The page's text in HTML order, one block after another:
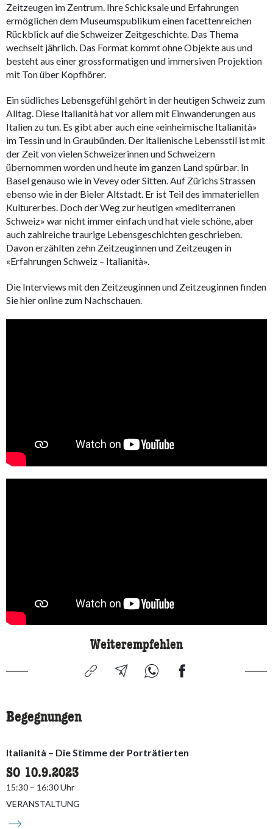
Zeitzeugen im Zentrum. Ihre Schicksale und Erfahrungen
ermöglichen dem Museumspublikum einen facettenreichen
Rückblick auf die Schweizer Zeitgeschichte. Das Thema
wechselt jährlich. Das Format kommt ohne Objekte aus und
besteht aus einer grossformatigen und immersiven Projektion
mit Ton über Kopfhörer.
Ein südliches Lebensgefühl gehört in der heutigen Schweiz zum
Alltag. Diese Italianità hat vor allem mit Einwanderungen aus
Italien zu tun. Es gibt aber auch eine «einheimische Italianità»
im Tessin und in Graubünden. Der italienische Lebensstil ist mit
der Zeit von vielen Schweizerinnen und Schweizern
übernommen worden und heute im ganzen Land spürbar. In
Basel genauso wie in Vevey oder Sitten. Auf Zürichs Strassen
ebenso wie in der Bieler Altstadt. Er ist Teil des immateriellen
Kulturerbes. Doch der Weg zur heutigen «mediterranen
Schweiz» war nicht immer einfach und hat viele schöne, aber
auch zahlreiche traurige Lebensgeschichten geschrieben.
Davon erzählten zehn Zeitzeuginnen und Zeitzeugen in
«Erfahrungen Schweiz – Italianità».
Die Interviews mit den Zeitzeuginnen und Zeitzeuginnen finden
Sie hier online zum Nachschauen.
Weiterempfehlen
Begegnungen
Italianità – Die Stimme der Porträtierten
SO 10.9.2023
15:30 – 16:30 Uhr
VERANSTALTUNG